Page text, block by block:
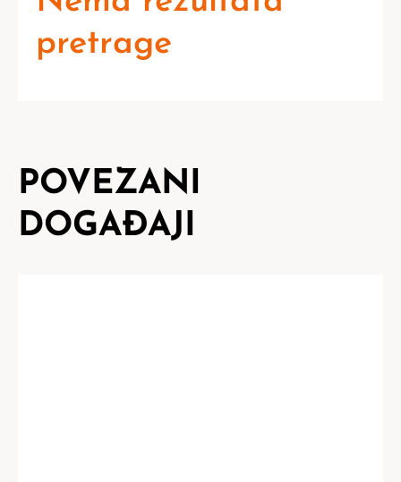
pretrage
POVEZANI
DOGAĐAJI